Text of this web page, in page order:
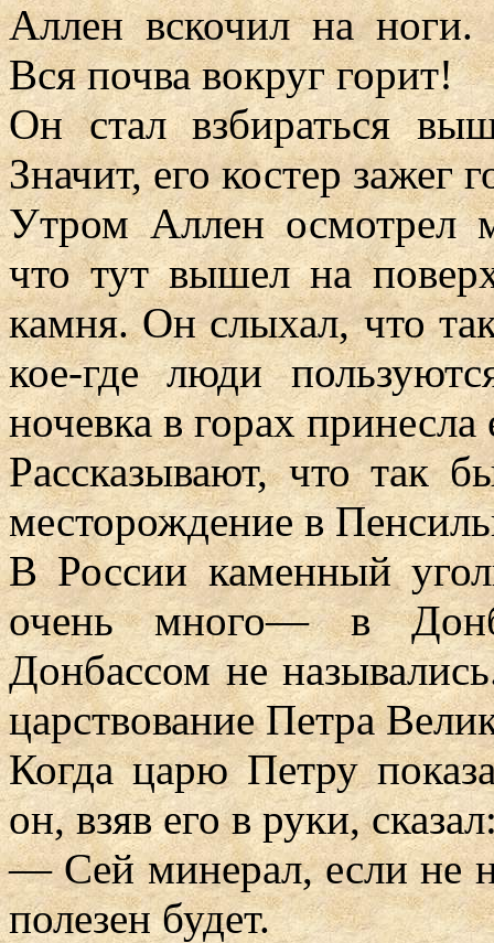
Аллен вскочил на ноги.
Вся почва вокруг горит!
Он стал взбираться
Значит, его костер зажег
Утром Аллен осмотрел
что тут вышел на
камня. Он слыхал, что
кое-где люди
ночевка в горах принесла
Рассказывают, что так
месторождение в
В России каменный
очень много— в
Донбассом не
царствование Петра
Когда царю Петру
он, взяв его в руки,
— Сей минерал, если не
полезен будет.